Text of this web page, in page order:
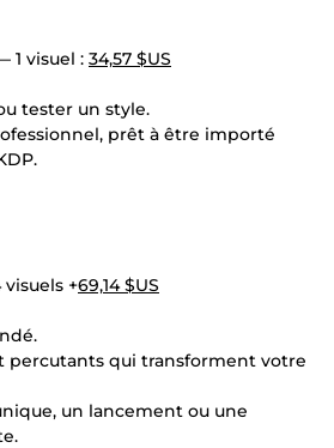
1 visuel : 34,57 $US
tester un style.
prêt à être importé
+69,14 $US
percutants qui transforment votre
un lancement ou une